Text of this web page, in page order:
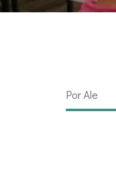
Por Ale